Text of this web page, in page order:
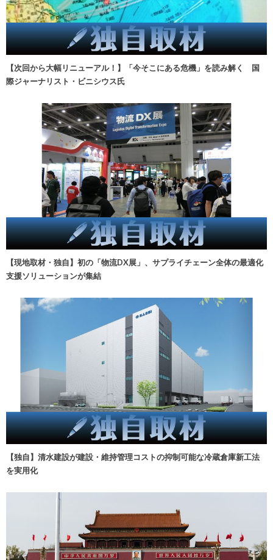
【次回から大幅リニューアル！】「今そこにある危機」を読み解く 国
際ジャーナリスト・ビニシウス氏
【現地取材・独自】初の「物流DX展」、サプライチェーン全体の最適化
支援ソリューションが集結
【独自】清水建設が建設・維持管理コストの抑制可能な冷蔵倉庫新工法
を実用化